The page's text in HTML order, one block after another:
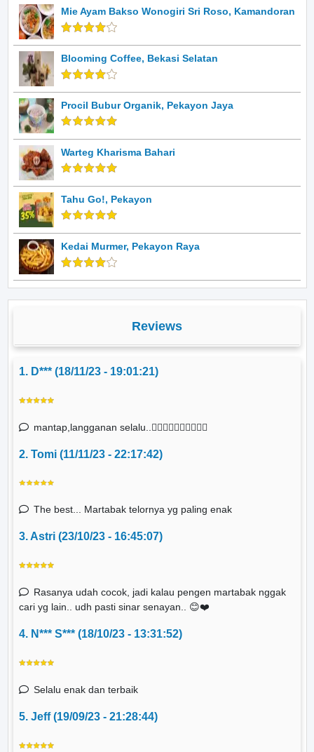
Mie Ayam Bakso Wonogiri Sri Roso, Kamandoran
Blooming Coffee, Bekasi Selatan
Procil Bubur Organik, Pekayon Jaya
Warteg Kharisma Bahari
Tahu Go!, Pekayon
Kedai Murmer, Pekayon Raya
Reviews
1. D*** (18/11/23 - 19:01:21)
mantap,langganan selalu..👍🏻👍🏻👍🏻👍🏻👍🏻
2. Tomi (11/11/23 - 22:17:42)
The best... Martabak telornya yg paling enak
3. Astri (23/10/23 - 16:45:07)
Rasanya udah cocok, jadi kalau pengen martabak nggak
cari yg lain.. udh pasti sinar senayan.. 😊❤️
4. N*** S*** (18/10/23 - 13:31:52)
Selalu enak dan terbaik
5. Jeff (19/09/23 - 21:28:44)